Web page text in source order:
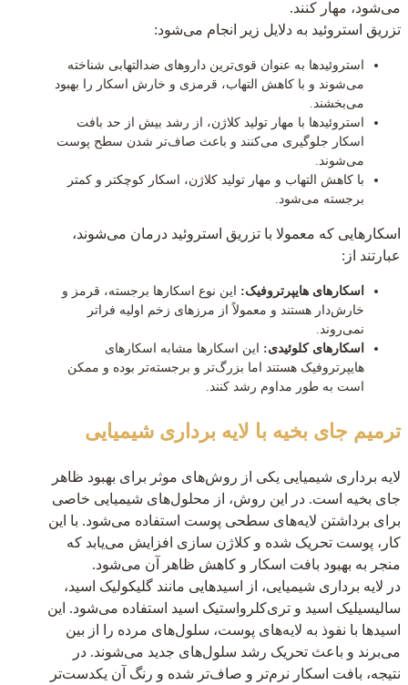
می‌شود، مهار کنند.
تزریق استروئید به دلایل زیر انجام می‌شود:
استروئیدها به عنوان قوی‌ترین داروهای ضدالتهابی شناخته
می‌شوند و با کاهش التهاب، قرمزی و خارش اسکار را بهبود
می‌بخشند.
استروئیدها با مهار تولید کلاژن، از رشد بیش از حد بافت
اسکار جلوگیری می‌کنند و باعث صاف‌تر شدن سطح پوست
می‌شوند.
با کاهش التهاب و مهار تولید کلاژن، اسکار کوچکتر و کمتر
برجسته می‌شود.
اسکارهایی که معمولا با تزریق استروئید درمان می‌شوند،
عبارتند از:
اسکارهای هایپرتروفیک: این نوع اسکارها برجسته، قرمز و
خارش‌دار هستند و معمولاً از مرزهای زخم اولیه فراتر
نمی‌روند.
اسکارهای کلوئیدی: این اسکارها مشابه اسکارهای
هایپرتروفیک هستند اما بزرگ‌تر و برجسته‌تر بوده و ممکن
است به طور مداوم رشد کنند.
ترمیم جای بخیه با لایه برداری شیمیایی
لایه برداری شیمیایی یکی از روش‌های موثر برای بهبود ظاهر
جای بخیه است. در این روش، از محلول‌های شیمیایی خاصی
برای برداشتن لایه‌های سطحی پوست استفاده می‌شود. با این
کار، پوست تحریک شده و کلاژن سازی افزایش می‌یابد که
منجر به بهبود بافت اسکار و کاهش ظاهر آن می‌شود.
در لایه برداری شیمیایی، از اسیدهایی مانند گلیکولیک اسید،
سالیسیلیک اسید و تری‌کلرواستیک اسید استفاده می‌شود. این
اسیدها با نفوذ به لایه‌های پوست، سلول‌های مرده را از بین
می‌برند و باعث تحریک رشد سلول‌های جدید می‌شوند. در
نتیجه، بافت اسکار نرم‌تر و صاف‌تر شده و رنگ آن یکدست‌تر